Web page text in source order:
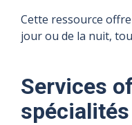
Cette ressource
jour ou de la nuit,
Services
spécialités